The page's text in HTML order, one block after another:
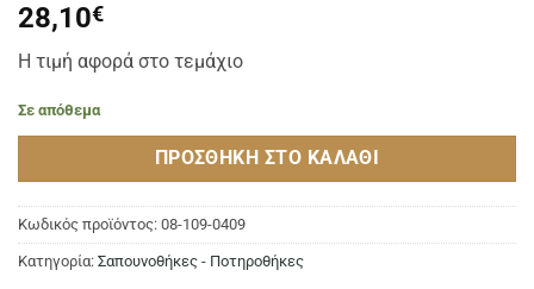
28,10€
Η τιμή αφορά στο τεμάχιο
Σε απόθεμα
ΠΡΟΣΘΉΚΗ ΣΤΟ ΚΑΛΆΘΙ
Κωδικός προϊόντος: 08-109-0409
Κατηγορία: Σαπουνοθήκες - Ποτηροθήκες